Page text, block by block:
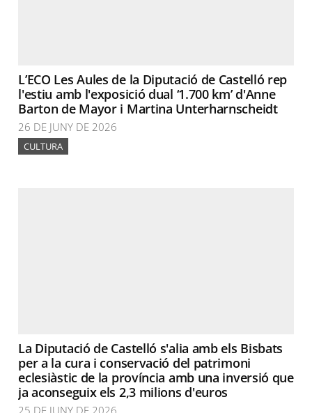
L’ECO Les Aules de la Diputació de Castelló rep
l'estiu amb l'exposició dual ‘1.700 km’ d'Anne
Barton de Mayor i Martina Unterharnscheidt
26 DE JUNY DE 2026
CULTURA
La Diputació de Castelló s'alia amb els Bisbats
per a la cura i conservació del patrimoni
eclesiàstic de la província amb una inversió que
ja aconseguix els 2,3 milions d'euros
25 DE JUNY DE 2026